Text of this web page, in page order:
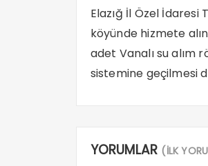
Elazığ İl Özel İdaresi
köyünde hizmete
adet Vanalı su alım
sistemine geçilmesi
YORUMLAR (İLK